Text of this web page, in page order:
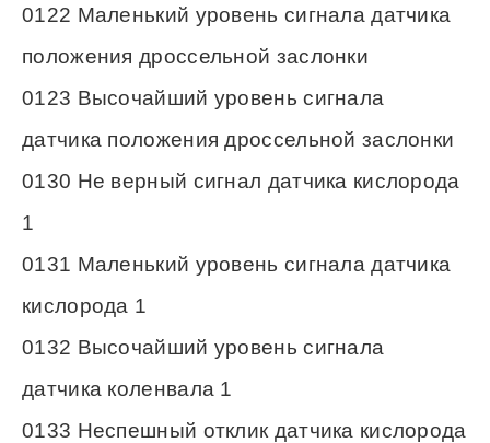
0122 Маленький уровень сигнала датчика
положения дроссельной заслонки
0123 Высочайший уровень сигнала
датчика положения дроссельной заслонки
0130 Не верный сигнал датчика кислорода
1
0131 Маленький уровень сигнала датчика
кислорода 1
0132 Высочайший уровень сигнала
датчика коленвала 1
0133 Неспешный отклик датчика кислорода